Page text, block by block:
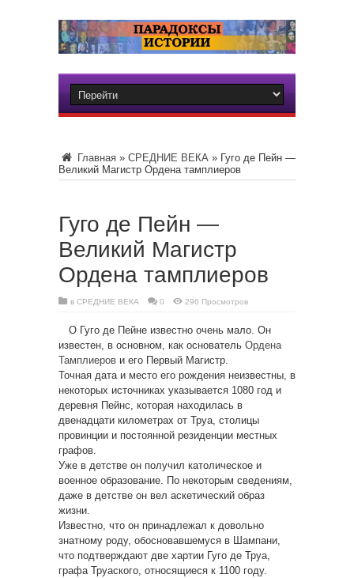
Главная » СРЕДНИЕ ВЕКА » Гуго де Пейн —
Великий Магистр Ордена тамплиеров
Гуго де Пейн —
Великий Магистр
Ордена тамплиеров
в СРЕДНИЕ ВЕКА 0 296 Просмотров
О Гуго де Пейне известно очень мало. Он
известен, в основном, как основатель Ордена
Тамплиеров и его Первый Магистр.
Точная дата и место его рождения неизвестны, в
некоторых источниках указывается 1080 год и
деревня Пейнс, которая находилась в
двенадцати километрах от Труа, столицы
провинции и постоянной резиденции местных
графов.
Уже в детстве он получил католическое и
военное образование. По некоторым сведениям,
даже в детстве он вел аскетический образ
жизни.
Известно, что он принадлежал к довольно
знатному роду, обосновавшемуся в Шампани,
что подтверждают две хартии Гуго де Труа,
графа Труаского, относящиеся к 1100 году.